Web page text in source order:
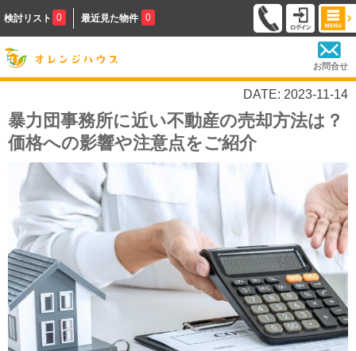
検討リスト 0 最近見た物件 0
お問合せ
DATE: 2023-11-14
暴力団事務所に近い不動産の売却方法は？
価格への影響や注意点をご紹介